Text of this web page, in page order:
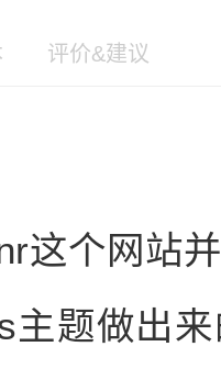
评价&建议
这个网站
主题做出